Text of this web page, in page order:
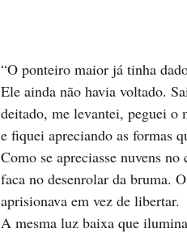
“O ponteiro maior já tinha
Ele ainda não havia voltado.
deitado, me levantei, peguei o
e fiquei apreciando as formas
Como se apreciasse nuvens
faca no desenrolar da bruma.
aprisionava em vez de libertar.
A mesma luz baixa que